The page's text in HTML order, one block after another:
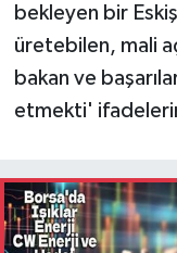
bekleyen bir
üretebilen, mali
bakan ve
etmekti'